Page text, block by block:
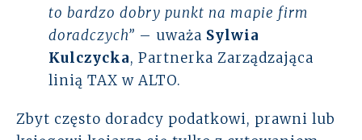
to bardzo dobry punkt na mapie firm
doradczych” – uważa Sylwia
Kulczycka, Partnerka Zarządzająca
linią TAX w ALTO.
Zbyt często doradcy podatkowi, prawni lub